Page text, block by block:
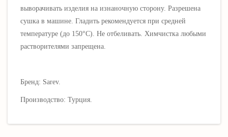
выворачивать изделия на изнаночную сторону. Разрешена
сушка в машине. Гладить рекомендуется при средней
температуре (до 150°C). Не отбеливать. Химчистка любыми
растворителями запрещена.
Бренд: Sarev.
Производство: Турция.